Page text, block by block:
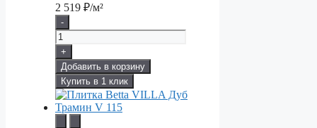
2 519 ₽/м²
-
+
Добавить в корзину
Купить в 1 клик